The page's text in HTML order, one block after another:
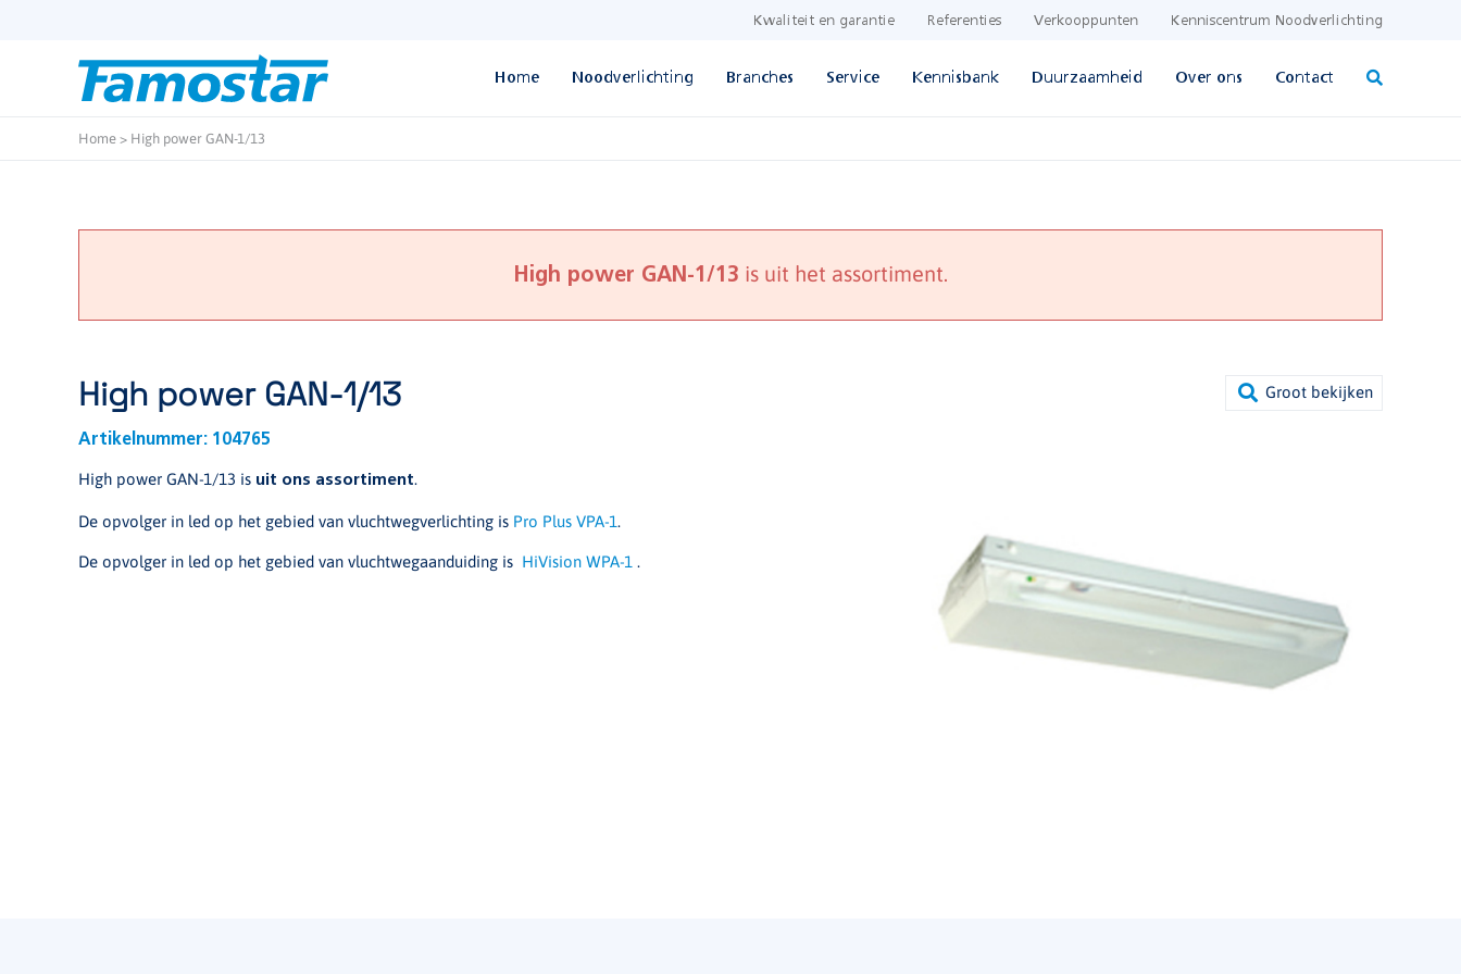
Kwaliteit en garantie Referenties Verkooppunten Kenniscentrum Noodverlichting
Home Noodverlichting Branches Service Kennisbank Duurzaamheid Over ons Contact
Home > High power GAN-1/13
High power GAN-1/13 is uit het assortiment.
High power GAN-1/13
Artikelnummer: 104765
High power GAN-1/13 is uit ons assortiment.
De opvolger in led op het gebied van vluchtwegverlichting is Pro Plus VPA-1.
De opvolger in led op het gebied van vluchtwegaanduiding is HiVision WPA-1 .